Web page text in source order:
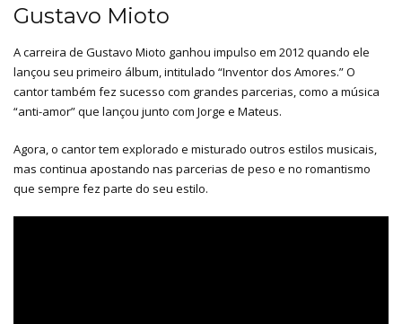
Gustavo Mioto
A carreira de Gustavo Mioto ganhou impulso em 2012 quando ele
lançou seu primeiro álbum, intitulado “Inventor dos Amores.” O
cantor também fez sucesso com grandes parcerias, como a música
“anti-amor” que lançou junto com Jorge e Mateus.
Agora, o cantor tem explorado e misturado outros estilos musicais,
mas continua apostando nas parcerias de peso e no romantismo
que sempre fez parte do seu estilo.